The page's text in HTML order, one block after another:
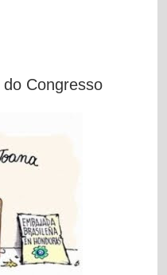
Congresso